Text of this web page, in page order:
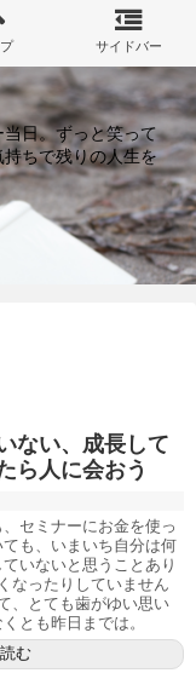
日。ずっと笑って
ちで残りの人生を
ない、成長して
人に会おう
セミナーにお金を使っ
も、いまいち自分は何
いないと思うことあり
なったりしていません
、とても歯がゆい思い
とも昨日までは。
む